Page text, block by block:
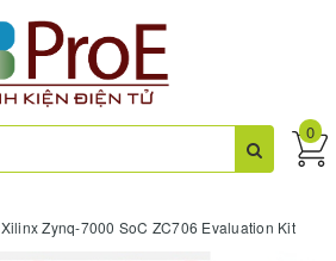
0
Xilinx Zynq-7000 SoC ZC706 Evaluation Kit